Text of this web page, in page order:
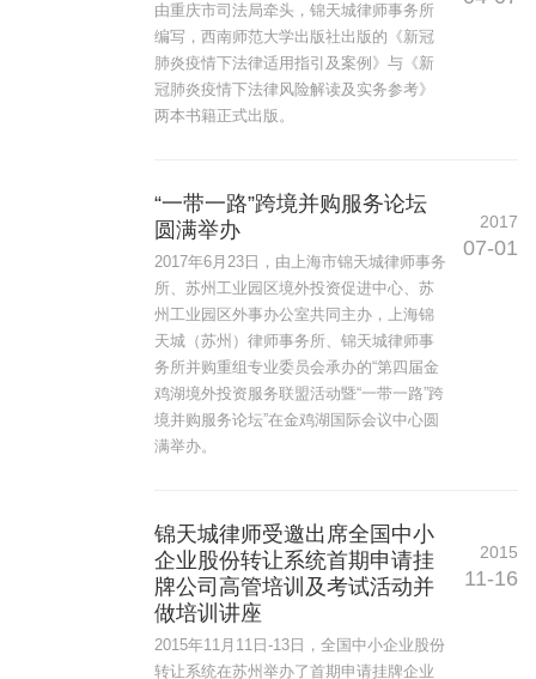
由重庆市司法局牵头，锦天城律师事务所
编写，西南师范大学出版社出版的《新冠
肺炎疫情下法律适用指引及案例》与《新
冠肺炎疫情下法律风险解读及实务参考》
两本书籍正式出版。
“一带一路”跨境并购服务论坛
圆满举办
2017年6月23日，由上海市锦天城律师事务
所、苏州工业园区境外投资促进中心、苏
州工业园区外事办公室共同主办，上海锦
天城（苏州）律师事务所、锦天城律师事
务所并购重组专业委员会承办的“第四届金
鸡湖境外投资服务联盟活动暨“一带一路”跨
境并购服务论坛”在金鸡湖国际会议中心圆
满举办。
2017
07-01
锦天城律师受邀出席全国中小
企业股份转让系统首期申请挂
牌公司高管培训及考试活动并
做培训讲座
2015年11月11日-13日，全国中小企业股份
转让系统在苏州举办了首期申请挂牌企业
2015
11-16